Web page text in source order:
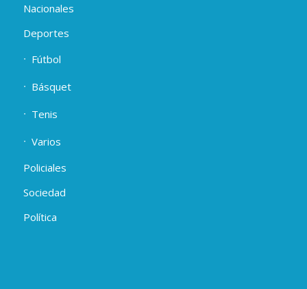
Nacionales
Deportes
Fútbol
Básquet
Tenis
Varios
Policiales
Sociedad
Política